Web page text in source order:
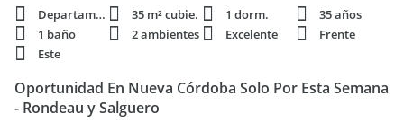
Departamento 35 m² cubie. 1 dorm.
35 años
1 baño
2 ambientes Excelente
Frente
Este
Oportunidad En Nueva Córdoba Solo Por Esta Semana
- Rondeau y Salguero